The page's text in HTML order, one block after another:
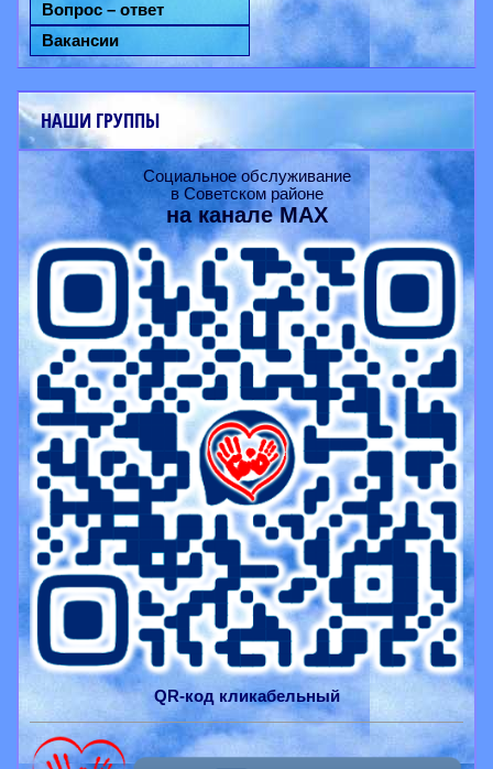
Вопрос – ответ
Вакансии
НАШИ ГРУППЫ
Социальное обслуживание
в Советском районе
на каналеMAX
QR-код кликабельный